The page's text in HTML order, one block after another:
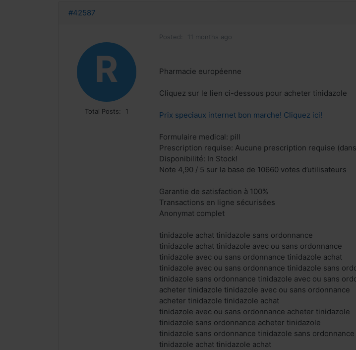
#42587
R
Total Posts: 1
Posted: 11 months ago
Pharmacie européenne
Cliquez sur le lien ci-dessous pour acheter tinidazole
Prix speciaux internet bon marche! Cliquez ici!
Formulaire medical: pill
Prescription requise: Aucune prescription requise
Disponibilité: In Stock!
Note 4,90 / 5 sur la base de 10660 votes d’utilisateurs
Garantie de satisfaction à 100%
Transactions en ligne sécurisées
Anonymat complet
tinidazole achat tinidazole sans ordonnance
tinidazole achat tinidazole avec ou sans ordonnance
tinidazole avec ou sans ordonnance tinidazole achat
tinidazole avec ou sans ordonnance tinidazole sans
tinidazole sans ordonnance tinidazole avec ou sans
acheter tinidazole tinidazole avec ou sans ordonnance
acheter tinidazole tinidazole achat
tinidazole avec ou sans ordonnance acheter tinidazole
tinidazole sans ordonnance acheter tinidazole
tinidazole sans ordonnance tinidazole sans ordonnance
tinidazole achat tinidazole achat